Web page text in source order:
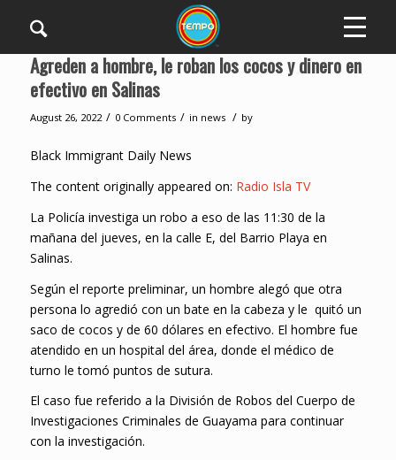
Agreden a hombre, le roban los cocos y dinero en
efectivo en Salinas
August 26, 2022 / 0 Comments / in news / by
Black Immigrant Daily News
The content originally appeared on: Radio Isla TV
La Policía investiga un robo a eso de las 11:30 de la
mañana del jueves, en la calle E, del Barrio Playa en
Salinas.
Según el reporte preliminar, un hombre alegó que otra
persona lo agredió con un bate en la cabeza y le quitó un
saco de cocos y de 60 dólares en efectivo. El hombre fue
atendido en un hospital del área, donde el médico de
turno le tomó puntos de sutura.
El caso fue referido a la División de Robos del Cuerpo de
Investigaciones Criminales de Guayama para continuar
con la investigación.